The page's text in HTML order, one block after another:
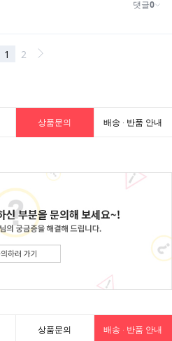
상품문의 배송 · 반품 안내
상품문의 배송 · 반품 안내